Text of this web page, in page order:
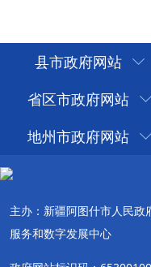
县市政府网站
省区市政府网站
地州市政府网站
主办：新疆阿图什市人民政
服务和数字发展中心